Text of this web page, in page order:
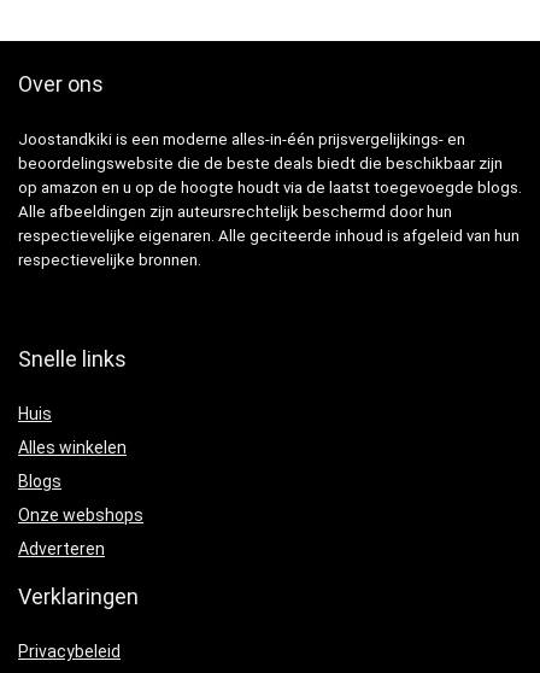
Over ons
Joostandkiki is een moderne alles-in-één prijsvergelijkings- en
beoordelingswebsite die de beste deals biedt die beschikbaar zijn
op amazon en u op de hoogte houdt via de laatst toegevoegde blogs.
Alle afbeeldingen zijn auteursrechtelijk beschermd door hun
respectievelijke eigenaren. Alle geciteerde inhoud is afgeleid van hun
respectievelijke bronnen.
Snelle links
Huis
Alles winkelen
Blogs
Onze webshops
Adverteren
Verklaringen
Privacybeleid